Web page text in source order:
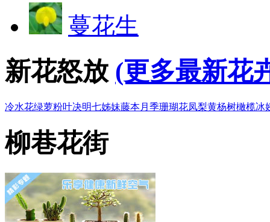
蔓花生
新花怒放 (更多最新花
冷水花绿萝粉叶决明七姊妹藤本月季珊瑚花凤梨黄杨树橄榄冰
柳巷花街